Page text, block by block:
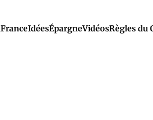
FranceIdéesÉpargneVidéosRègles du